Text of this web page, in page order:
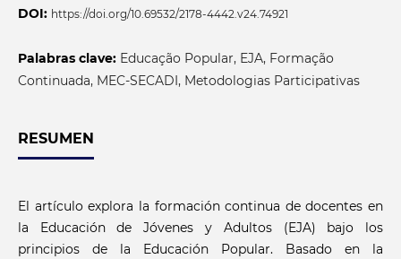
DOI: https://doi.org/10.69532/2178-4442.v24.74921
Palabras clave: Educação Popular, EJA, Formação
Continuada, MEC-SECADI, Metodologias Participativas
RESUMEN
El artículo explora la formación continua de docentes en
la Educación de Jóvenes y Adultos (EJA) bajo los
principios de la Educación Popular. Basado en la